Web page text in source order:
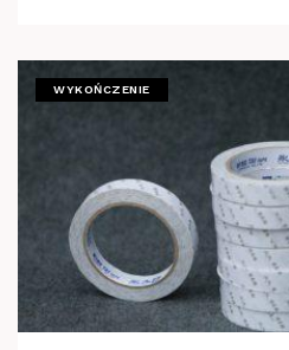
WYKOŃCZENIE